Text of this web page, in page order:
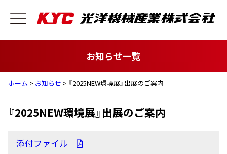
お知らせ一覧
ホーム > お知らせ > 『2025NEW環境展』出展のご案内
『2025NEW環境展』出展のご案内
添付ファイル